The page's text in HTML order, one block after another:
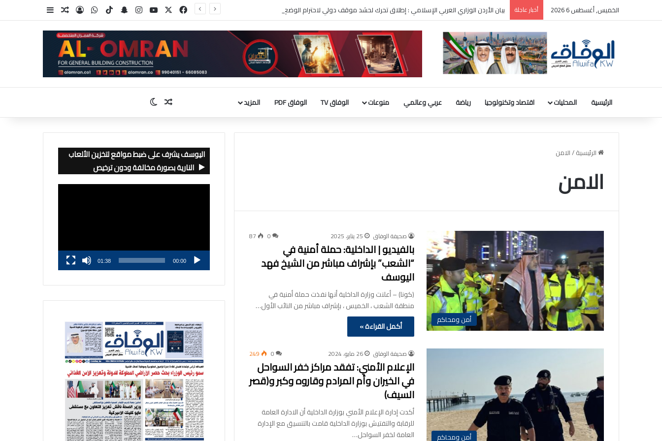
الخميس, أغسطس 6 2026 أخبار عاجلة بيان الأردن الوزاري العربي الإسلامي : إطلاق تحرك لحشد موقف دولي لاحترام الوضع التاريخي بالقدس فيسبوك ‫YouTubeانستقرامسناب تشات
‫TikTok واتسابتسجيل الدخولمقال عشوائي
الرئيسية المحليات اقتصاد وتكنولوجيا رياضة عربي وعالمي منوعات الوفاق TV الوفاق PDF المزيد مقال عشوائي
الرئيسية/الامن
الامن
أمن ومحاكم
صحيفة الوفاق 25 يناير، 2025 0
87
بالفيديو | الداخلية: حملة أمنية في
“الشعب” بإشراف مباشر من الشيخ فهد
اليوسف
(كونا) – أعلنت وزارة الداخلية أنها نفذت حملة أمنية في
منطقة الشعب ، الخميس ، بإشراف مباشر من النائب الأول…
أكمل القراءة »
أمن ومحاكم
صحيفة الوفاق 26 مايو، 2024 0
249
الإعلام الأمني: تفقد مراكز خفر السواحل
في الخيران وأم المرادم وقاروه وكبر و(قصر
السيف)
أكدت إدارة الإعلام الأمني بوزارة الداخلية أن الادارة العامة
للرقابة والتفتيش بوزارة الداخلية قامت بالتنسيق مع الإدارة
العامة لخفر السواحل…
اليوسف يشرف على ضبط مواقع لتخزين الألعاب
النارية بصورة مخالفة ودون ترخيص
00:00
01:38